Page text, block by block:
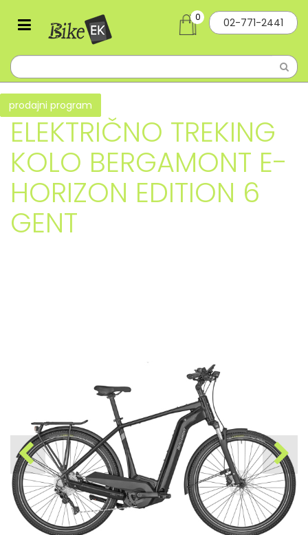
02-771-2441
0
prodajni program
ELEKTRIČNO TREKING
KOLO BERGAMONT E-
HORIZON EDITION 6
GENT